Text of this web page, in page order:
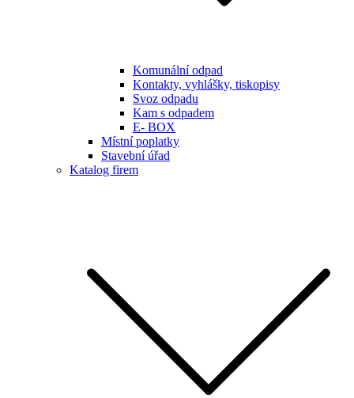
Komunální odpad
Kontakty, vyhlášky, tiskopisy
Svoz odpadu
Kam s odpadem
E- BOX
Místní poplatky
Stavební úřad
Katalog firem